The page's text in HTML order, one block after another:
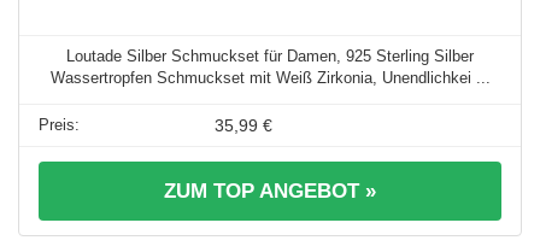
Loutade Silber Schmuckset für Damen, 925 Sterling Silber
Wassertropfen Schmuckset mit Weiß Zirkonia, Unendlichkei ...
35,99 €
ZUM TOP ANGEBOT »